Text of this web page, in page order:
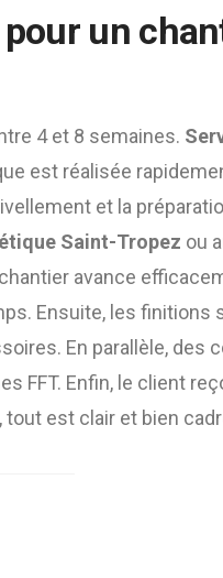
un
4 et 8 semaines.
est réalisée
et la
Saint-Tropez ou
avance
Ensuite, les finitions
En parallèle, des
FFT. Enfin, le client
, tout est clair et bien